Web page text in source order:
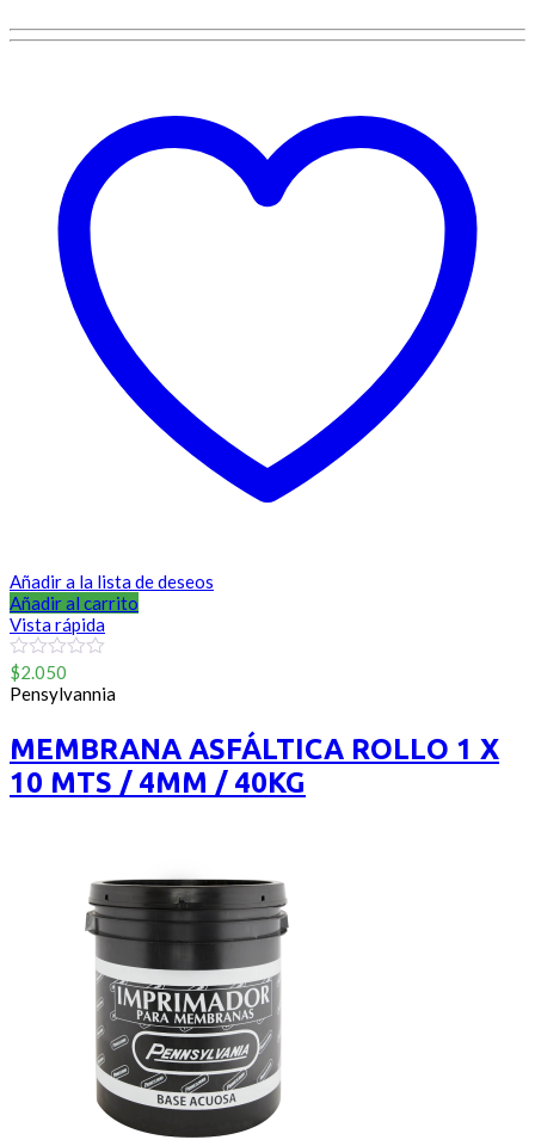
Añadir a la lista de deseos
Añadir al carrito
Vista rápida
0
out
of
$2.050
Pensylvannia
MEMBRANA ASFÁLTICA ROLLO 1 X
10 MTS / 4MM / 40KG